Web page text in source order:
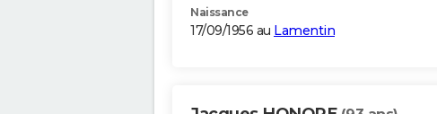
Naissance
17/09/1956 au Lamentin